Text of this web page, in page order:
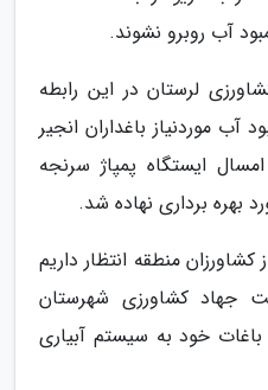
آب روبرو نشوند.
لرستان در این رابطه
آب موردنیاز باغداران انجیر
ایستگاه پمپاژ سرنجه
منطقه انتظار داریم
جهاد کشاورزی شهرستان
خود به سیستم آبیاری